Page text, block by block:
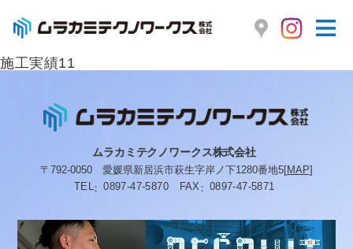
施工実績11
ムラカミテクノワークス株式会社
〒792-0050 愛媛県新居浜市萩生字岸ノ下1280番地5[MAP]
TEL
0897-47-5870 FAX 0897-47-5871